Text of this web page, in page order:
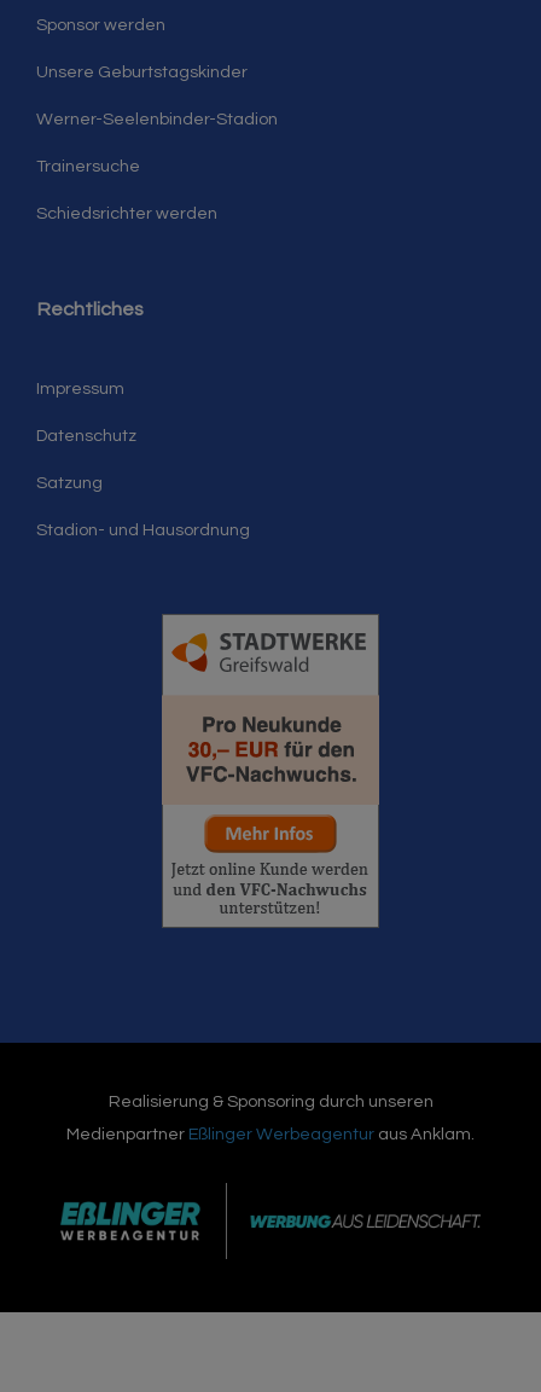
Sponsor werden
Unsere Geburtstagskinder
Werner-Seelenbinder-Stadion
Trainersuche
Schiedsrichter werden
Rechtliches
Impressum
Datenschutz
Satzung
Stadion- und Hausordnung
Realisierung & Sponsoring durch unseren
Medienpartner Eßlinger Werbeagentur aus Anklam.